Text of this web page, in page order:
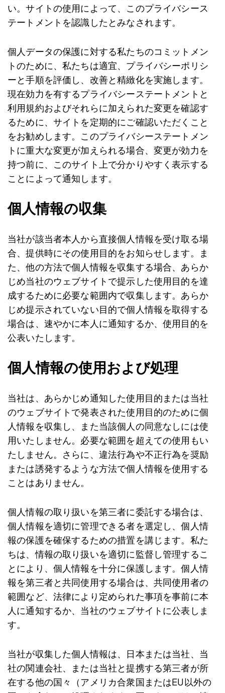
い。サイトの使用によって、このプライバシース
テートメントを認識したとみなされます。
個人データの保護に対する私たちのコミットメン
トのために、私たちは適宜、プライバシーポリシ
ーと手順を評価し、改善と精緻化を実施します。
現在効力を有するプライバシーステートメントと
利用規約およびそれらに加えられた変更を確認す
るために、サイトを定期的にご確認いただくこと
をお勧めします。このプライバシーステートメン
トに重大な変更が加えられる場合、変更が効力を
持つ前に、このサイト上で分かりやすく表示する
ことによって通知します。
個人情報の収集
当社が該当者本人から直接個人情報を受け取る場
合、提供時にその使用目的をお知らせします。ま
た、他の方法で個人情報を収集する場合、あらか
じめ当社のウェブサイトで提示した使用目的を達
成するために必要な範囲内で収集します。あらか
じめ提示されていない目的で個人情報を取得する
場合は、速やかに本人に通知するか、使用目的を
公表いたします。
個人情報の使用および処理
当社は、あらかじめ通知した使用目的または当社
のウェブサイトで発表された使用目的のために個
人情報を収集し、また当該個人の同意なしには使
用いたしません。必要な範囲を超えての使用もい
たしません。さらに、違法行為や不正行為を奨励
または誘発するような方法で個人情報を使用する
ことはありません。
個人情報の取り扱いを第三者に委託する場合は、
個人情報を適切に管理できる者を選定し、個人情
報の保護を確保するための措置を講じます。私た
ちは、情報の取り扱いを適切に監督し管理するこ
とにより、個人情報を十分に保護します。個人情
報を第三者と共同使用する場合は、共同使用者の
範囲など、法律により定められた事項を事前に本
人に通知するか、当社のウェブサイトに公表しま
す。
当社が収集した個人情報は、日本または当社、当
社の関連会社、または当社と提携する第三者が所
在する他の国々（アメリカ合衆国またはEU以外の